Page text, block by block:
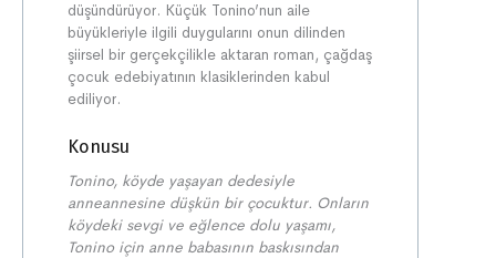
düşündürüyor. Küçük Tonino’nun aile
büyükleriyle ilgili duygularını onun dilinden
şiirsel bir gerçekçilikle aktaran roman, çağdaş
çocuk edebiyatının klasiklerinden kabul
ediliyor.
Konusu
Tonino, köyde yaşayan dedesiyle
anneannesine düşkün bir çocuktur. Onların
köydeki sevgi ve eğlence dolu yaşamı,
Tonino için anne babasının baskısından